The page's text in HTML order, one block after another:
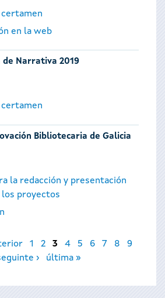
certamen
en la web
de Narrativa 2019
certamen
Bibliotecaria de Galicia
la redacción y presentación
proyectos
1 2 3 4 5 6 7 8
9
› última »